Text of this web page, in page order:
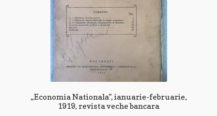
„Economia Nationala”, ianuarie-februarie,
1919, revista veche bancara